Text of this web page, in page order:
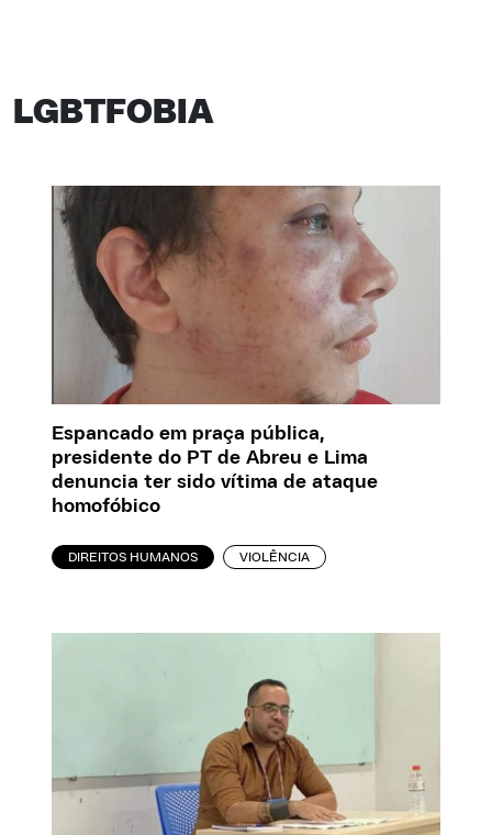
LGBTFOBIA
Espancado em praça pública,
presidente do PT de Abreu e Lima
denuncia ter sido vítima de ataque
homofóbico
DIREITOS HUMANOS VIOLÊNCIA